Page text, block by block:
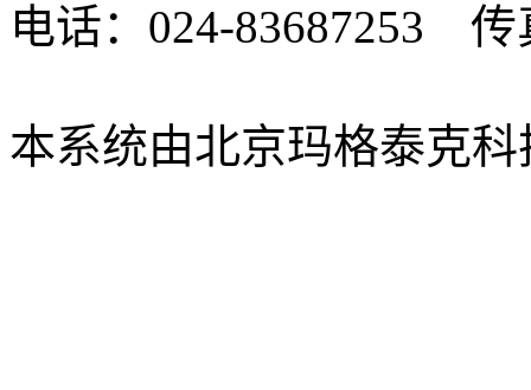
电话：024-83687253
本系统由北京玛格泰克